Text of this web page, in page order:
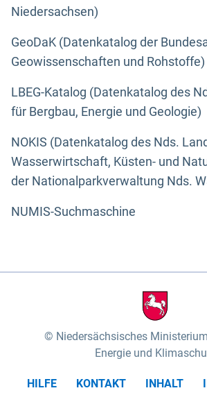
Niedersachsen)
GeoDaK (Datenkatalog der
Geowissenschaften und Rohstoffe)
LBEG-Katalog (Datenkatalog des
für Bergbau, Energie und Geologie)
NOKIS (Datenkatalog des Nds.
Wasserwirtschaft, Küsten- und
der Nationalparkverwaltung Nds.
NUMIS-Suchmaschine
Niedersächsisches
Energie und
HILFE KONTAKT INHALT